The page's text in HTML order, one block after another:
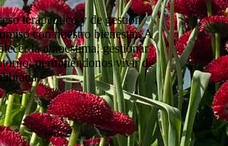
terapéutico y de gestión
con nuestro bienestar. A
la autoestima, gestionar
permitiéndonos vivir de